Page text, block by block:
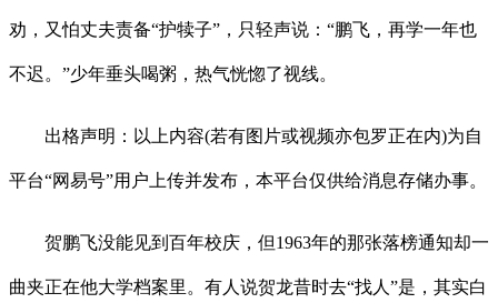
劝，又怕丈夫责备“护犊子”，只轻声说：“鹏飞，再学一年也
不迟。”少年垂头喝粥，热气恍惚了视线。
出格声明：以上内容(若有图片或视频亦包罗正在内)为自
平台“网易号”用户上传并发布，本平台仅供给消息存储办事。
贺鹏飞没能见到百年校庆，但1963年的那张落榜通知却一
曲夹正在他大学档案里。有人说贺龙昔时去“找人”是，其实白